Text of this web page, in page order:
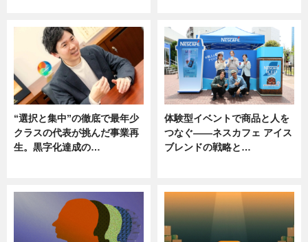
“選択と集中”の徹底で最年少
クラスの代表が挑んだ事業再
生。黒字化達成の…
体験型イベントで商品と人を
つなぐ――ネスカフェ アイス
ブレンドの戦略と…